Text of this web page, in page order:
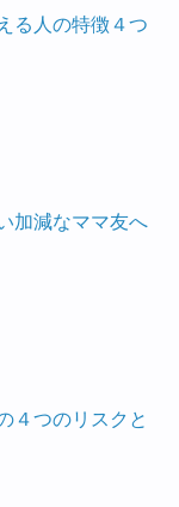
る人の特徴４つ
加減なママ友へ
４つのリスクと